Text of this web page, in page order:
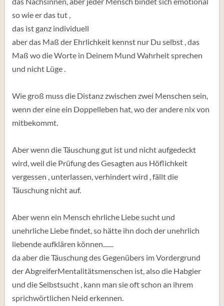
so wie er das tut ,
das ist ganz individuell
aber das Maß der Ehrlichkeit kennst nur Du selbst , das
Maß wo die Worte in Deinem Mund Wahrheit sprechen
und nicht Lüge .
Wie groß muss die Distanz zwischen zwei Menschen sein,
wenn der eine ein Doppelleben hat, wo der andere nix von
mitbekommt.
Aber wenn die Täuschung gut ist und nicht aufgedeckt
wird, weil die Prüfung des Gesagten aus Höflichkeit
vergessen , unterlassen, verhindert wird , fällt die
Täuschung nicht auf.
Aber wenn ein Mensch ehrliche Liebe sucht und
unehrliche Liebe findet, so hätte ihn doch der unehrlich
liebende aufklären können.......
da aber die Täuschung des Gegenübers im Vordergrund
der AbgreiferMentalitätsmenschen ist, also die Habgier
und die Selbstsucht , kann man sie oft schon an ihrem
sprichwörtlichen Neid erkennen.